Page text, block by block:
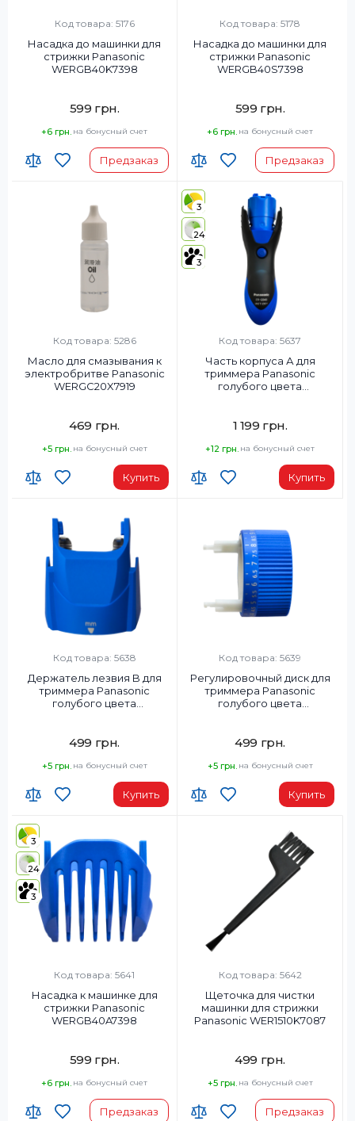
Код товара: 5176
Насадка до машинки для
стрижки Panasonic
WERGB40K7398
599 грн.
+6 грн. на бонусный счет
Предзаказ
Код товара: 5178
Насадка до машинки для
стрижки Panasonic
WERGB40S7398
599 грн.
+6 грн. на бонусный счет
Предзаказ
Код товара: 5286
Масло для смазывания к
электробритве Panasonic
WERGC20X7919
469 грн.
+5 грн. на бонусный счет
Купить
3
24
3
Код товара: 5637
Часть корпуса А для
триммера Panasonic
голубого цвета
1 199 грн.
+12 грн. на бонусный счет
Купить
Код товара: 5638
Держатель лезвия B для
триммера Panasonic
голубого цвета
499 грн.
+5 грн. на бонусный счет
Купить
Код товара: 5639
Регулировочный диск для
триммера Panasonic
голубого цвета
499 грн.
+5 грн. на бонусный счет
Купить
3
24
3
Код товара: 5641
Насадка к машинке для
стрижки Panasonic
WERGB40A7398
599 грн.
+6 грн. на бонусный счет
Предзаказ
Код товара: 5642
Щеточка для чистки
машинки для стрижки
Panasonic WER1510K7087
499 грн.
+5 грн. на бонусный счет
Предзаказ